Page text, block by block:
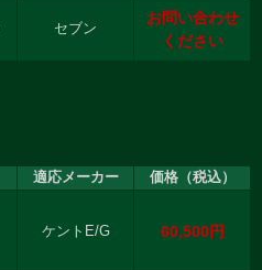
セブン
お問い合わせ
ください
適応メーカー
価格（税込）
ケントE/G 60,500円